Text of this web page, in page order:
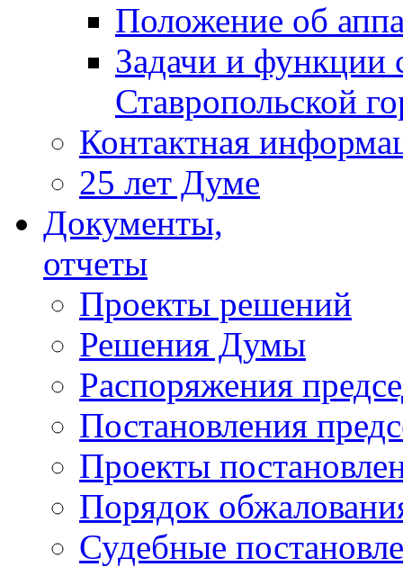
Положение об
Задачи и функции
Ставропольской
Контактная
25 лет Думе
Документы,
отчеты
Проекты решений
Решения Думы
Распоряжения
Постановления
Проекты
Порядок
Судебные